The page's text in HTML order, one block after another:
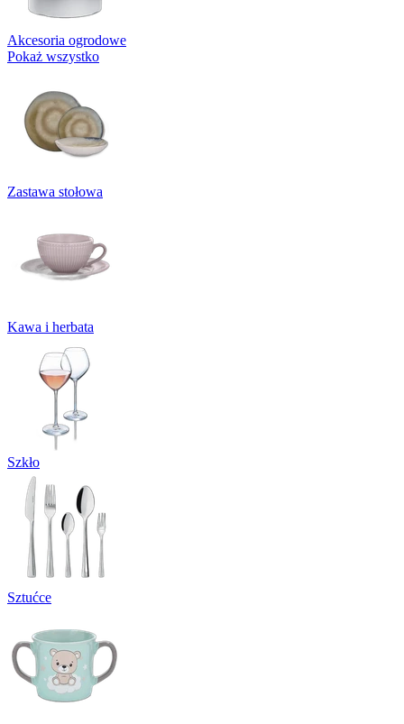
Akcesoria ogrodowe
Pokaż wszystko
Zastawa stołowa
Kawa i herbata
Szkło
Sztućce